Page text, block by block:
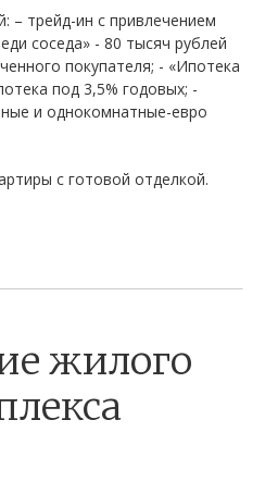
– трейд-ин с привлечением
соседа» - 80 тысяч рублей
покупателя; - «Ипотека
под 3,5% годовых; -
и однокомнатные-евро
с готовой отделкой.
жилого